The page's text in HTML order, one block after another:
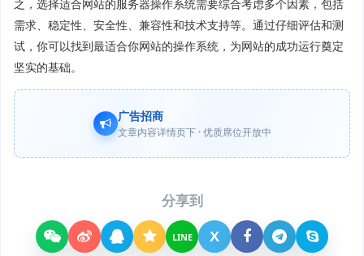
之，选择适合网站的服务器操作系统需要综合考虑多个因素，包括
需求、稳定性、安全性、兼容性和技术支持等。通过仔细评估和测
试，你可以找到最适合你网站的操作系统，为网站的成功运行奠定
坚实的基础。
广告招商
文章内容详情页下 · 优质席位开放中
分享到
LINE X